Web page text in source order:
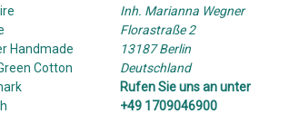
Handmade
Cotton
Inh. Marianna Wegner
Florastraße 2
13187 Berlin
Deutschland
Rufen Sie uns an unter
+49 1709046900